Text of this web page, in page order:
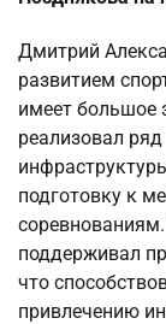
Дмитрий
развитием
имеет большое
реализовал
подготовку к
поддерживал
что
привлечению